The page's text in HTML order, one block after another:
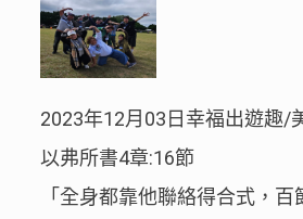
2023年12月03日幸福出遊趣/
以弗所書4章:16節
「全身都靠他聯絡得合式，